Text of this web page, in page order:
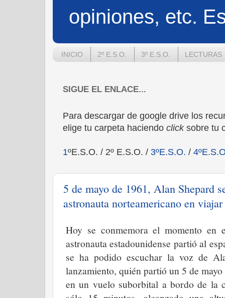
opiniones, etc.
INICIO 2º E.S.O. 3º E.S.O. LECTURAS
SIGUE EL ENLACE...
Para descargar de google drive los
elige tu carpeta haciendo clicksobre tu
1ºE.S.O. / 2º E.S.O. / 3ºE.S.O. /
5 de mayo de 1961, Alan Shepard
astronauta norteamericano en
Hoy se conmemora el momento
astronauta estadounidense partió al
se ha podido escuchar la voz de
lanzamiento, quién partió un 5 de
en un vuelo suborbital a bordo de la